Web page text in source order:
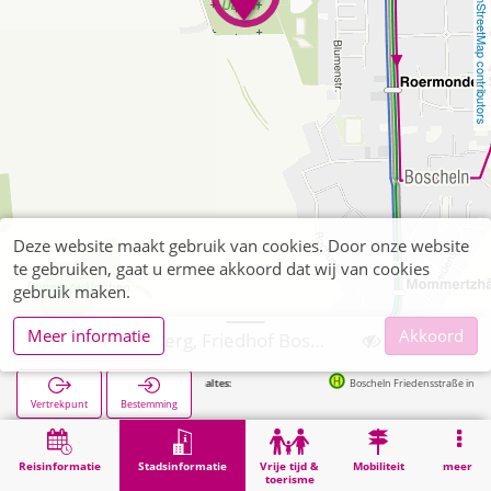
OpenStreetMap contributors
Reisinformatie Stadsinformatie
Vrije tijd &
toerisme
Mobiliteit meer
Vertrekpunt Bestemming
Volgende haltes: Boscheln Friedensstraße in 103m
Stadsinformatie Begraafplaatsen Übach-Palenberg, Friedhof Boscheln
Deze website maakt gebruik van cookies. Door onze website
te gebruiken, gaat u ermee akkoord dat wij van cookies
gebruik maken.
Meer informatie
Akkoord